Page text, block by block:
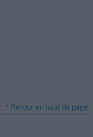
Retour en haut de page